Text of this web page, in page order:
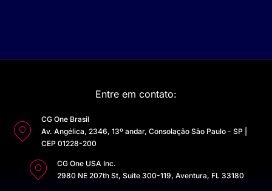
Entre em contato:
CG One Brasil
Av. Angélica, 2346, 13º andar, Consolação São Paulo - SP |
CEP 01228-200
CG One USA Inc.
2980 NE 207th St, Suite 300-119, Aventura, FL 33180